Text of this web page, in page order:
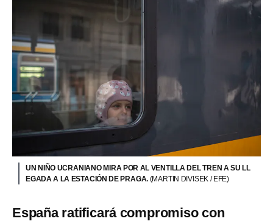
UN NIÑO UCRANIANO MIRA POR AL VENTILLA DEL TREN A SU LL
EGADA A LA ESTACIÓN DE PRAGA. (MARTIN DIVISEK / EFE)
España ratificará compromiso con